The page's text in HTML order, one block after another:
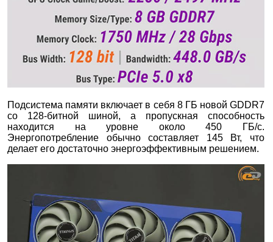
Подсистема памяти включает в себя 8 ГБ новой GDDR7
со 128-битной шиной, а пропускная способность
находится на уровне около 450 ГБ/с.
Энергопотребление обычно составляет 145 Вт, что
делает его достаточно энергоэффективным решением.